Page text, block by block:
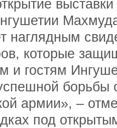
наглядным
которые
и гостям
армии», –
под